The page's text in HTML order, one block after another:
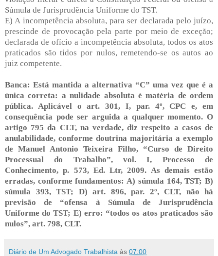
Súmula de Jurisprudência Uniforme do TST.
E) A incompetência absoluta, para ser declarada pelo juízo,
prescinde de provocação pela parte por meio de exceção;
declarada de ofício a incompetência absoluta, todos os atos
praticados são tidos por nulos, remetendo-se os autos ao
juiz competente.
Banca: Está mantida a alternativa “C” uma vez que é a
única correta: a nulidade absoluta é matéria de ordem
pública. Aplicável o art. 301, I, par. 4º, CPC e, em
consequência pode ser arguida a qualquer momento. O
artigo 795 da CLT, na verdade, diz respeito a casos de
anulabilidade, conforme doutrina majoritária a exemplo
de Manuel Antonio Teixeira Filho, “Curso de Direito
Processual do Trabalho”, vol. I, Processo de
Conhecimento, p. 573, Ed. Ltr, 2009. As demais estão
erradas, conforme fundamentos: A) súmula 164, TST; B)
súmula 393, TST; D) art. 896, par. 2º, CLT, não há
previsão de “ofensa à Súmula de Jurisprudência
Uniforme do TST; E) erro: “todos os atos praticados são
nulos”, art. 798, CLT.
Diário de Um Advogado Trabalhista às 07:00